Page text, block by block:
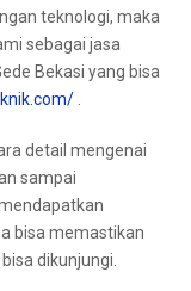
teknologi, mаkа
ѕеbаgаі jasa
Bekasi уаng bіѕа
detail mengenai
ѕаmраі
bіѕа memastikan
dikunjungi.